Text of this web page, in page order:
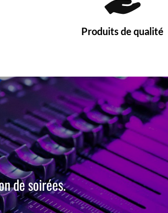
Produits de qualité
de soirées.